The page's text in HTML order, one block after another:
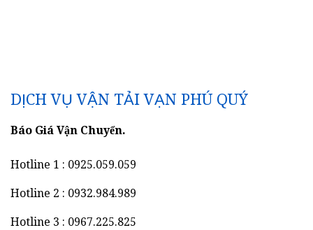
DỊCH VỤ VẬN TẢI VẠN PHÚ QUÝ
Báo Giá Vận Chuyển.
Hotline 1 : 0925.059.059
Hotline 2 : 0932.984.989
Hotline 3 : 0967.225.825